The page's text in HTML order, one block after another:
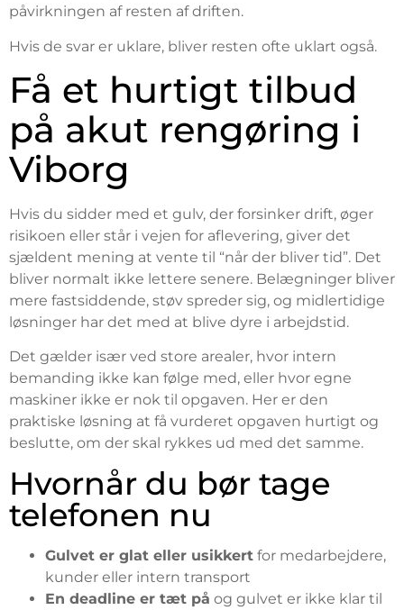
påvirkningen af resten af driften.
Hvis de svar er uklare, bliver resten ofte uklart også.
Få et hurtigt tilbud
på akut rengøring i
Viborg
Hvis du sidder med et gulv, der forsinker drift, øger
risikoen eller står i vejen for aflevering, giver det
sjældent mening at vente til “når der bliver tid”. Det
bliver normalt ikke lettere senere. Belægninger bliver
mere fastsiddende, støv spreder sig, og midlertidige
løsninger har det med at blive dyre i arbejdstid.
Det gælder især ved store arealer, hvor intern
bemanding ikke kan følge med, eller hvor egne
maskiner ikke er nok til opgaven. Her er den
praktiske løsning at få vurderet opgaven hurtigt og
beslutte, om der skal rykkes ud med det samme.
Hvornår du bør tage
telefonen nu
Gulvet er glat eller usikkert for medarbejdere,
kunder eller intern transport
En deadline er tæt på og gulvet er ikke klar til